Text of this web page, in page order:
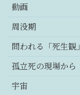
動画
周没期
問われる「死生観」
孤立死の現場から
宇宙